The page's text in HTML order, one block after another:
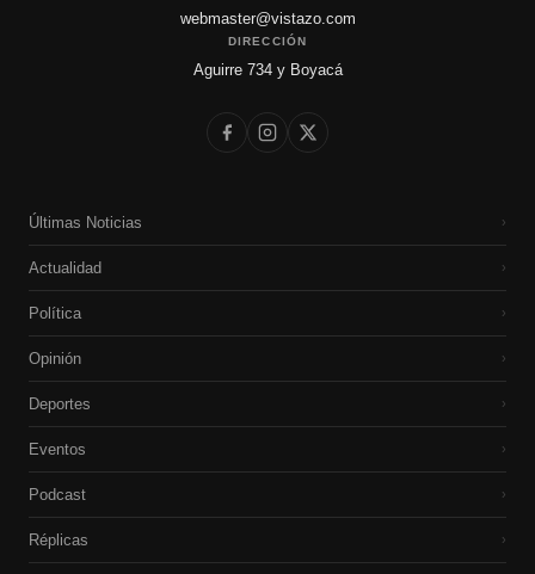
webmaster@vistazo.com
DIRECCIÓN
Aguirre 734 y Boyacá
Últimas Noticias ›
Actualidad ›
Política ›
Opinión ›
Deportes ›
Eventos ›
Podcast ›
Réplicas ›